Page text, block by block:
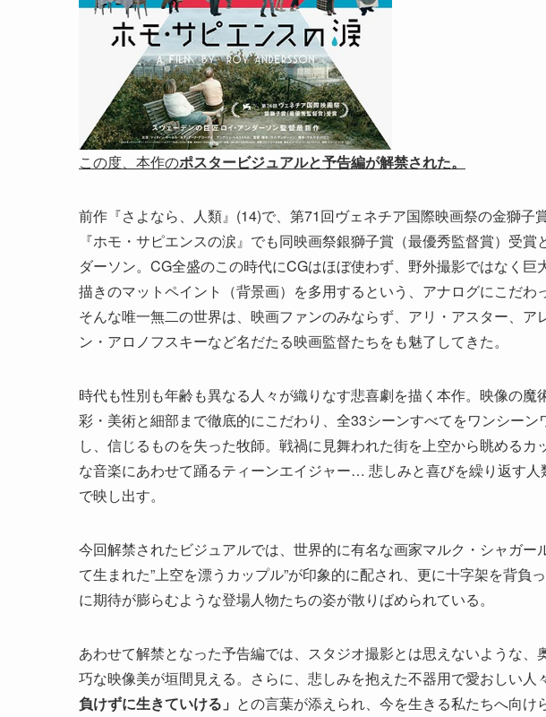
この度、本作のポスタービジュアルと予告編が解禁された。
前作『さよなら、人類』(14)で、第71回ヴェネチア国際映画祭の金獅子
『ホモ・サピエンスの涙』でも同映画祭銀獅子賞（最優秀監督賞）受
ダーソン。CG全盛のこの時代にCGはほぼ使わず、野外撮影ではなく
描きのマットペイント（背景画）を多用するという、アナログにこだわ
そんな唯一無二の世界は、映画ファンのみならず、アリ・アスター、ア
ン・アロノフスキーなど名だたる映画監督たちをも魅了してきた。
時代も性別も年齢も異なる人々が織りなす悲喜劇を描く本作。映像の
彩・美術と細部まで徹底的にこだわり、全33シーンすべてをワンシー
し、信じるものを失った牧師。戦禍に見舞われた街を上空から眺める
な音楽にあわせて踊るティーンエイジャー… 悲しみと喜びを繰り返す
で映し出す。
今回解禁されたビジュアルでは、世界的に有名な画家マルク・シャガ
て生まれた”上空を漂うカップル”が印象的に配され、更に十字架を背負
に期待が膨らむような登場人物たちの姿が散りばめられている。
あわせて解禁となった予告編では、スタジオ撮影とは思えないような
巧な映像美が垣間見える。さらに、悲しみを抱えた不器用で愛おしい人
負けずに生きていける」 との言葉が添えられ、今を生きる私たちへ向